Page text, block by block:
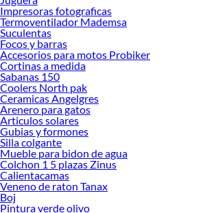
Impresoras fotograficas
Termoventilador Mademsa
Suculentas
Focos y barras
Accesorios para motos Probiker
Cortinas a medida
Sabanas 150
Coolers North pak
Ceramicas Angelgres
Arenero para gatos
Articulos solares
Gubias y formones
Silla colgante
Mueble para bidon de agua
Colchon 1 5 plazas Zinus
Calientacamas
Veneno de raton Tanax
Boj
Pintura verde olivo